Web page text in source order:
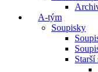
A-tým
Soupisky